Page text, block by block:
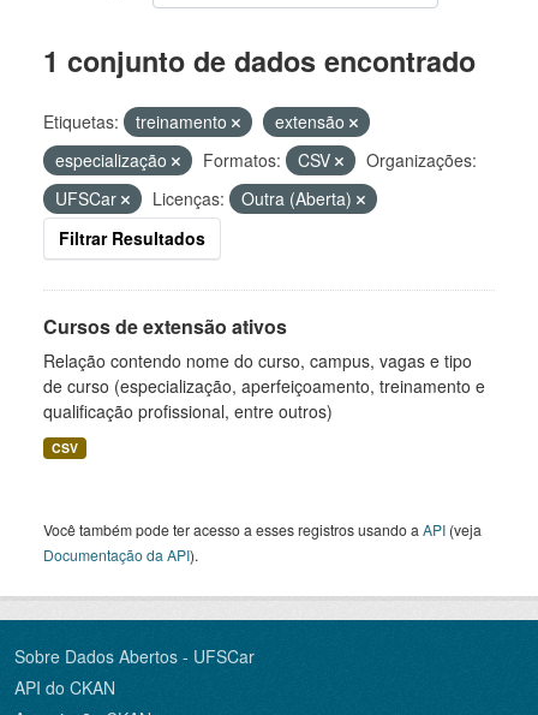
1 conjunto de dados encontrado
Etiquetas: treinamento
extensão
especialização
Formatos: CSV
Organizações:
UFSCar
Licenças:
Outra (Aberta)
Filtrar Resultados
Cursos de extensão ativos
Relação contendo nome do curso, campus, vagas e tipo
de curso (especialização, aperfeiçoamento, treinamento e
qualificação profissional, entre outros)
CSV
Você também pode ter acesso a esses registros usando a API (veja
Documentação da API).
Sobre Dados Abertos - UFSCar
API do CKAN